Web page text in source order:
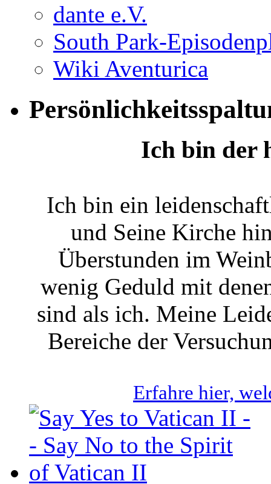
dante e.V.
South Park-
Wiki Aventurica
Ich bin der
Ich bin ein
und Seine Kirche
Überstunden im
wenig Geduld mit
sind als ich. Meine
Bereiche der
Erfahre hier,